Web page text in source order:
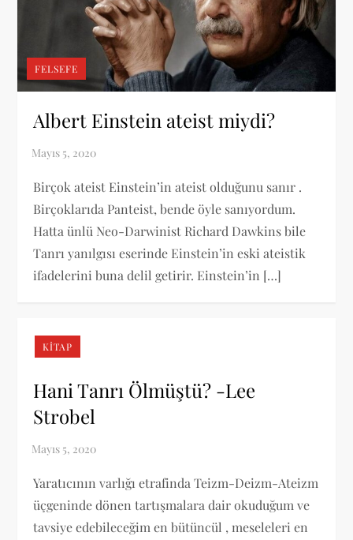
FELSEFE
Albert Einstein ateist miydi?
Birçok ateist Einstein’in ateist olduğunu sanır .
Birçoklarıda Panteist, bende öyle sanıyordum.
Hatta ünlü Neo-Darwinist Richard Dawkins bile
Tanrı yanılgısı eserinde Einstein’in eski ateistik
ifadelerini buna delil getirir. Einstein’in […]
KITAP
Hani Tanrı Ölmüştü? -Lee
Strobel
Yaratıcının varlığı etrafinda Teizm-Deizm-Ateizm
üçgeninde dönen tartışmalara dair okuduğum ve
tavsiye edebileceğim en bütüncül , meseleleri en